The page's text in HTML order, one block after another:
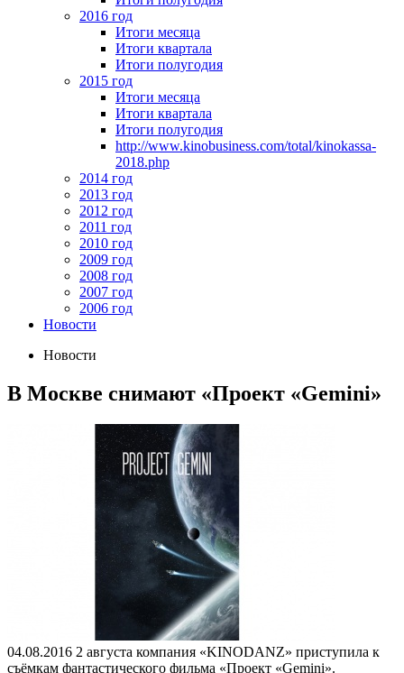
2016 год
Итоги месяца
Итоги квартала
Итоги полугодия
2015 год
Итоги месяца
Итоги квартала
Итоги полугодия
http://www.kinobusiness.com/total/kinokassa-
2018.php
2014 год
2013 год
2012 год
2011 год
2010 год
2009 год
2008 год
2007 год
2006 год
Новости
Новости
В Москве снимают «Проект «Gemini»
04.08.2016 2 августа компания «KINODANZ» приступила к
съёмкам фантастического фильма «Проект «Gemini».